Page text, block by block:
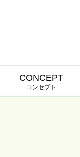
CONCEPT
コンセプト